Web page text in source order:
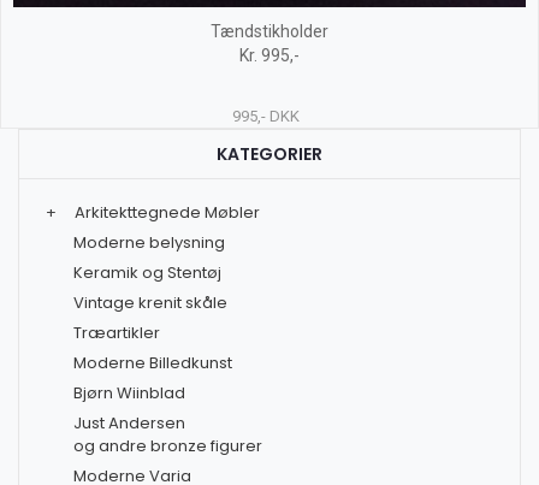
Tændstikholder
Kr. 995,-
995,- DKK
KATEGORIER
+
Arkitekttegnede Møbler
Moderne belysning
Keramik og Stentøj
Vintage krenit skåle
Træartikler
Moderne Billedkunst
Bjørn Wiinblad
Just Andersen
og andre bronze figurer
Moderne Varia